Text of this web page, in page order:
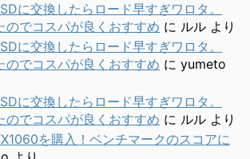
に交換したらロード早すぎワロタ。
のでコスパが良くおすすめ に ルル より
に交換したらロード早すぎワロタ。
のでコスパが良くおすすめ に yumeto
に交換したらロード早すぎワロタ。
のでコスパが良くおすすめ に ルル より
を購入！ベンチマークのスコアに